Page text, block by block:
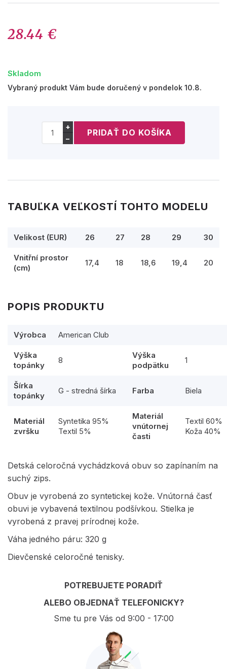
28.44 €
Skladom
Vybraný produkt Vám bude doručený v pondelok 10.8.
+
−
TABUĽKA VEĽKOSTÍ TOHTO MODELU
Velikost (EUR) 26 27 28 29 30
Vnitřní prostor
(cm)
17,4 18 18,6 19,4 20
POPIS PRODUKTU
Výrobca American Club
Výška
topánky
8
Výška
podpätku
1
Šírka
topánky
G - stredná šírka Farba Biela
Materiál
zvršku
Syntetika 95%
Textil 5%
Materiál
vnútornej
časti
Textil 60%
Koža 40%
Detská celoročná vychádzková obuv so zapínaním na
suchý zips.
Obuv je vyrobená zo syntetickej kože. Vnútorná časť
obuvi je vybavená textilnou podšívkou. Stielka je
vyrobená z pravej prírodnej kože.
Váha jedného páru: 320 g
Dievčenské celoročné tenisky.
POTREBUJETE PORADIŤ
ALEBO OBJEDNAŤ TELEFONICKY?
Sme tu pre Vás od 9:00 - 17:00